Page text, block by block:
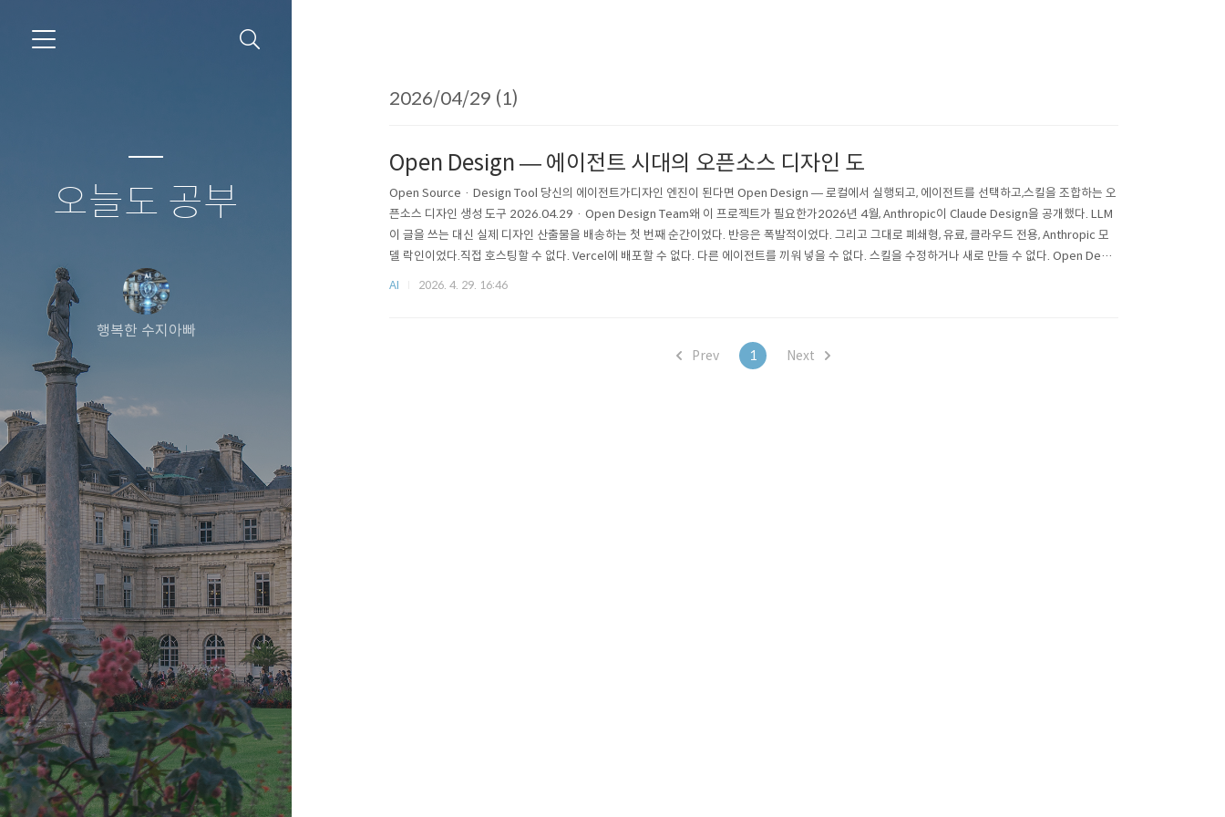
오늘도 공부
행복한 수지아빠
2026/04/29 (1)
Open Design — 에이전트 시대의 오픈소스 디자인 도
Open Source · Design Tool 당신의 에이전트가디자인 엔진이 된다면 Open Design — 로컬에서 실행되고, 에이전트를 선택하고,스킬을 조합하는 오
픈소스 디자인 생성 도구 2026.04.29 · Open Design Team왜 이 프로젝트가 필요한가2026년 4월, Anthropic이 Claude Design을 공개했다. LLM
이 글을 쓰는 대신 실제 디자인 산출물을 배송하는 첫 번째 순간이었다. 반응은 폭발적이었다. 그리고 그대로 폐쇄형, 유료, 클라우드 전용, Anthropic 모
델 락인이었다.직접 호스팅할 수 없다. Vercel에 배포할 수 없다. 다른 에이전트를 끼워 넣을 수 없다. 스킬을 수정하거나 새로 만들 수 없다. Open Desig
AI 2026. 4. 29. 16:46
Prev 1 Next